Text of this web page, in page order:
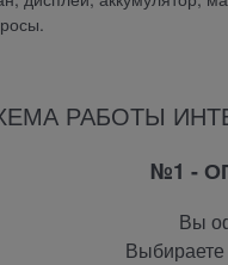
РАБОТЫ
№1 -
Вы